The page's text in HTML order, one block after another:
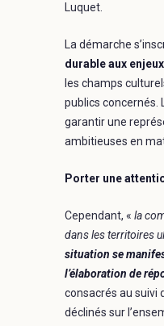
Luquet.
La démarche
durable aux
les champs
publics concernés.
garantir une
ambitieuses en
Porter une
Cependant, « la
dans les territoires
situation se
l’élaboration de
consacrés au suivi
déclinés sur